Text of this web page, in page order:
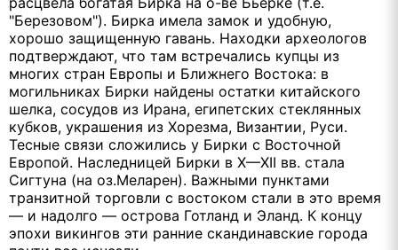
"Березовом"). Бирка имела замок и удобную,
хорошо защищенную гавань. Находки археологов
подтверждают, что там встречались купцы из
многих стран Европы и Ближнего Востока: в
могильниках Бирки найдены остатки китайского
шелка, сосудов из Ирана, египетских стеклянных
кубков, украшения из Хорезма, Византии, Руси.
Тесные связи сложились у Бирки с Восточной
Европой. Наследницей Бирки в X—XII вв. стала
Сигтуна (на оз.Меларен). Важными пунктами
транзитной торговли с востоком стали в это время
— и надолго — острова Готланд и Эланд. К концу
эпохи викингов эти ранние скандинавские города